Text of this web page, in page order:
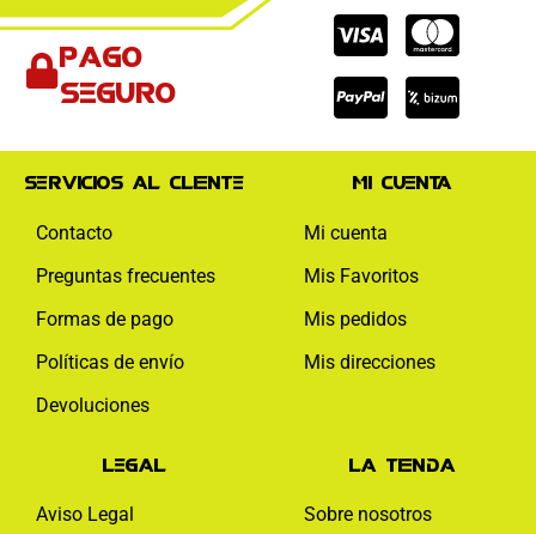
Pago
seguro
Cc-
visa
Cc-
Cc-
paypal
Servicios al cliente
Contacto
Preguntas frecuentes
Formas de pago
Políticas de envío
Devoluciones
Mi cuenta
Mi cuenta
Mis Favoritos
Mis pedidos
Mis direcciones
Legal
Aviso Legal
La tienda
Sobre nosotros